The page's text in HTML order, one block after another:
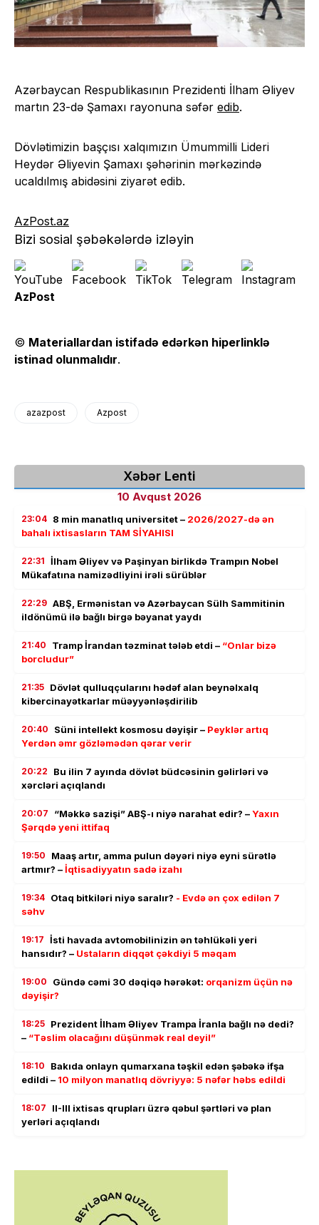
Azərbaycan Respublikasının Prezidenti İlham Əliyev
martın 23-də Şamaxı rayonuna səfər edib.
Dövlətimizin başçısı xalqımızın Ümummilli Lideri
Heydər Əliyevin Şamaxı şəhərinin mərkəzində
ucaldılmış abidəsini ziyarət edib.
AzPost.az
Bizi sosial şəbəkələrdə izləyin
AzPost
© Materiallardan istifadə edərkən hiperlinklə
istinad olunmalıdır.
azazpost Azpost
Xəbər Lenti
10 Avqust 2026
23:04 8 min manatlıq universitet – 2026/2027-də ən
bahalı ixtisasların TAM SİYAHISI
22:31 İlham Əliyev və Paşinyan birlikdə Trampın Nobel
Mükafatına namizədliyini irəli sürüblər
22:29 ABŞ, Ermənistan və Azərbaycan Sülh Sammitinin
ildönümü ilə bağlı birgə bəyanat yaydı
21:40 Tramp İrandan təzminat tələb etdi – “Onlar bizə
borcludur”
21:35 Dövlət qulluqçularını hədəf alan beynəlxalq
kibercinayətkarlar müəyyənləşdirilib
20:40 Süni intellekt kosmosu dəyişir – Peyklər artıq
Yerdən əmr gözləmədən qərar verir
20:22
Bu ilin 7 ayında dövlət büdcəsinin gəlirləri və
xərcləri açıqlandı
20:07 “Məkkə sazişi” ABŞ-ı niyə narahat edir? –Yaxın
Şərqdə yeni ittifaq
19:50
Maaş artır, amma pulun dəyəri niyə eyni sürətlə
artmır? –İqtisadiyyatın sadə izahı
19:34 Otaq bitkiləri niyə saralır? - Evdə ən çox edilən 7
səhv
19:17 İsti havada avtomobilinizin ən təhlükəli yeri
hansıdır? – Ustaların diqqət çəkdiyi 5 məqam
19:00 Gündə cəmi 30 dəqiqə hərəkət: orqanizm üçün nə
dəyişir?
18:25 Prezident İlham Əliyev Trampa İranla bağlı nə dedi?
– “Təslim olacağını düşünmək real deyil”
18:10
Bakıda onlayn qumarxana təşkil edən şəbəkə ifşa
edildi – 10 milyon manatlıq dövriyyə: 5 nəfər həbs edildi
18:07
II-III ixtisas qrupları üzrə qəbul şərtləri və plan
yerləri açıqlandı